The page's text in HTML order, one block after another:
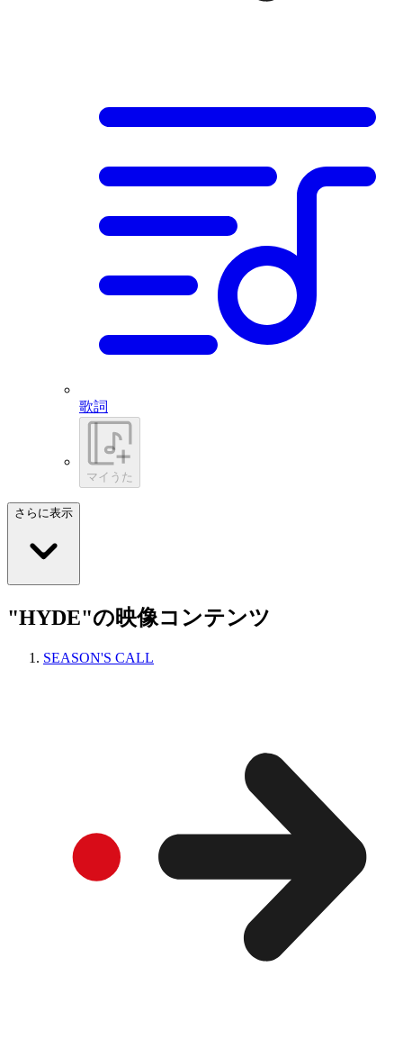
歌詞
マイうた
さらに表示
"HYDE"の映像コンテンツ
SEASON'S CALL